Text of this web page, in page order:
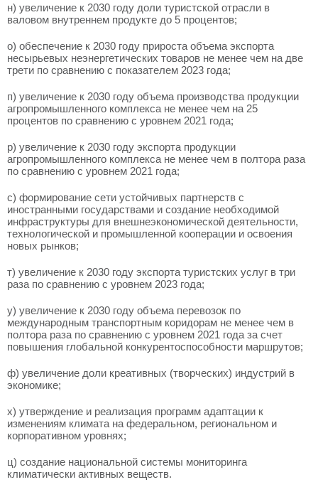
н) увеличение к 2030 году доли туристской отрасли в
валовом внутреннем продукте до 5 процентов;
о) обеспечение к 2030 году прироста объема экспорта
несырьевых неэнергетических товаров не менее чем на две
трети по сравнению с показателем 2023 года;
п) увеличение к 2030 году объема производства продукции
агропромышленного комплекса не менее чем на 25
процентов по сравнению с уровнем 2021 года;
р) увеличение к 2030 году экспорта продукции
агропромышленного комплекса не менее чем в полтора раза
по сравнению с уровнем 2021 года;
с) формирование сети устойчивых партнерств с
иностранными государствами и создание необходимой
инфраструктуры для внешнеэкономической деятельности,
технологической и промышленной кооперации и освоения
новых рынков;
т) увеличение к 2030 году экспорта туристских услуг в три
раза по сравнению с уровнем 2023 года;
у) увеличение к 2030 году объема перевозок по
международным транспортным коридорам не менее чем в
полтора раза по сравнению с уровнем 2021 года за счет
повышения глобальной конкурентоспособности маршрутов;
ф) увеличение доли креативных (творческих) индустрий в
экономике;
х) утверждение и реализация программ адаптации к
изменениям климата на федеральном, региональном и
корпоративном уровнях;
ц) создание национальной системы мониторинга
климатически активных веществ.